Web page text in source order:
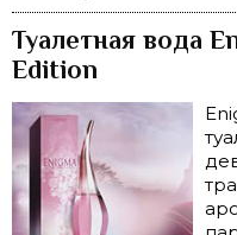
Туалетная вода
Edition